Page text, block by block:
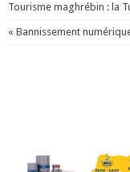
Tourisme maghrébin : la
« Bannissement